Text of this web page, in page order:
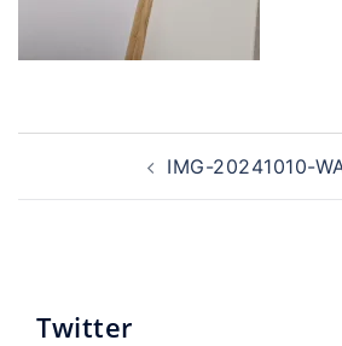
Navegación
entradas
IMG-20241010-
Twitter